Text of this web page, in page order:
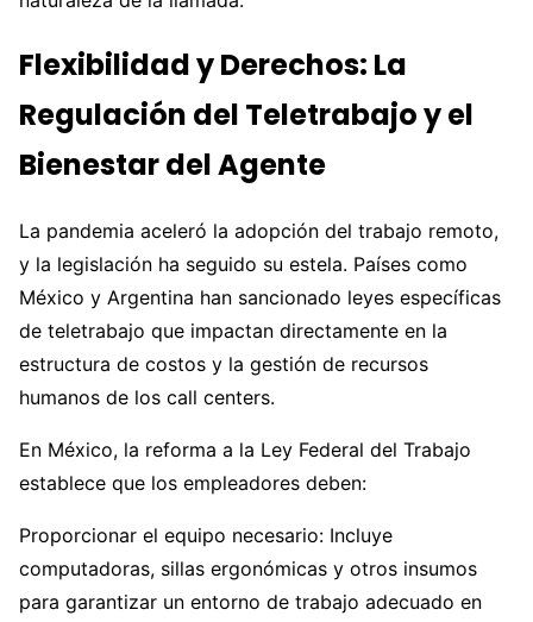
Flexibilidad y Derechos: La
Regulación del Teletrabajo y el
Bienestar del Agente
La pandemia aceleró la adopción del trabajo remoto,
y la legislación ha seguido su estela. Países como
México y Argentina han sancionado leyes específicas
de teletrabajo que impactan directamente en la
estructura de costos y la gestión de recursos
humanos de los call centers.
En México, la reforma a la Ley Federal del Trabajo
establece que los empleadores deben:
Proporcionar el equipo necesario: Incluye
computadoras, sillas ergonómicas y otros insumos
para garantizar un entorno de trabajo adecuado en